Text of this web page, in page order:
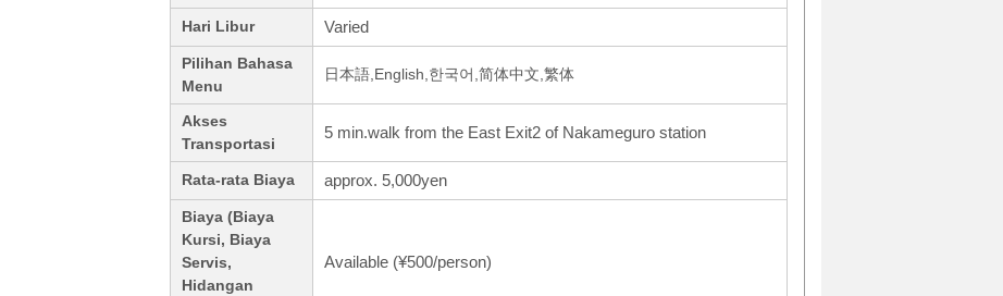
Hari Libur Varied
Pilihan Bahasa
Menu
日本語,English,한국어,简体中文,繁体
Akses
Transportasi
5 min.walk from the East Exit2 of Nakameguro station
Rata-rata Biaya approx. 5,000yen
Biaya (Biaya
Kursi, Biaya
Servis,
Hidangan
Available (¥500/person)